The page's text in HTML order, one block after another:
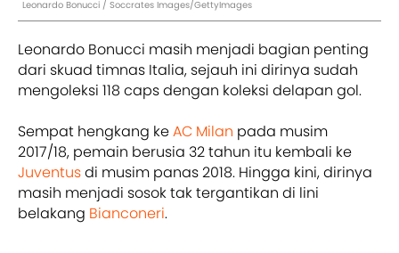
Leonardo Bonucci / Soccrates Images/GettyImages
Leonardo Bonucci masih menjadi bagian penting
dari skuad timnas Italia, sejauh ini dirinya sudah
mengoleksi 118 capsdengan koleksi delapan gol.
Sempat hengkang keAC Milan pada musim
2017/18, pemain berusia 32 tahun itu kembali ke
Juventusdi musim panas 2018. Hingga kini, dirinya
masih menjadi sosok tak tergantikan di lini
belakang Bianconeri.